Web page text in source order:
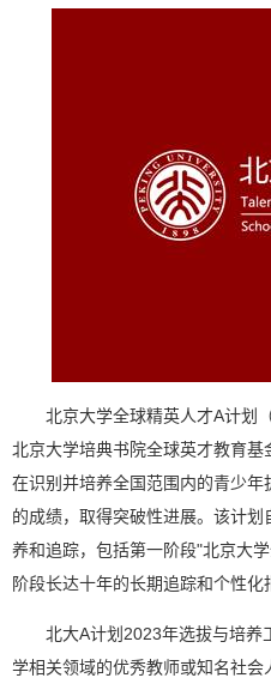
北京大学全球精英人才A计划
北京大学培典书院全球英才教育
在识别并培养全国范围内的青少
的成绩，取得突破性进展。该计
养和追踪，包括第一阶段"北京大
阶段长达十年的长期追踪和个性化
北大A计划2023年选拔与培
学相关领域的优秀教师或知名社